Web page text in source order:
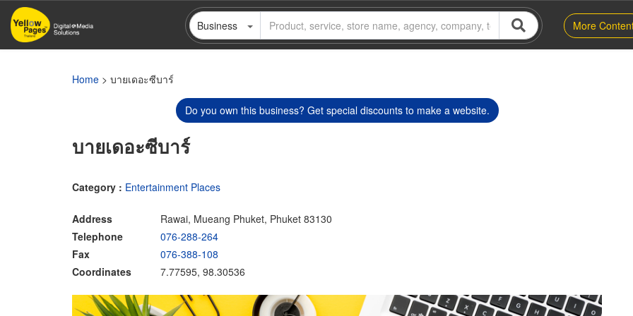
Skip
main
Business More
Home > บายเดอะซีบาร์
Do you own this business? Get special discounts to make a website.
บายเดอะซีบาร์
Category : Entertainment Places
Address
Rawai, Mueang Phuket, Phuket 83130
Telephone
076-288-264
Fax
076-388-108
Coordinates
7.77595, 98.30536